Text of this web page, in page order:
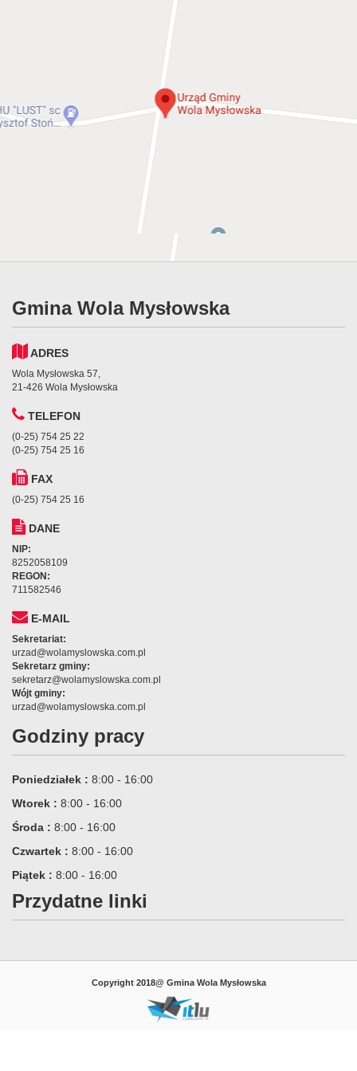
Gmina Wola Mysłowska
ADRES
Wola Mysłowska 57,
21-426 Wola Mysłowska
TELEFON
(0-25) 754 25 22
(0-25) 754 25 16
FAX
(0-25) 754 25 16
DANE
NIP:
8252058109
REGON:
711582546
E-MAIL
Sekretariat:
urzad@wolamyslowska.com.pl
Sekretarz gminy:
sekretarz@wolamyslowska.com.pl
Wójt gminy:
urzad@wolamyslowska.com.pl
Godziny pracy
Poniedziałek : 8:00 - 16:00
Wtorek : 8:00 - 16:00
Środa : 8:00 - 16:00
Czwartek : 8:00 - 16:00
Piątek : 8:00 - 16:00
Przydatne linki
Copyright 2018@ Gmina Wola Mysłowska